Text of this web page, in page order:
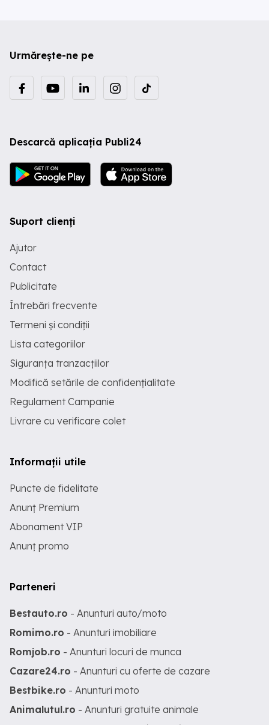
Urmărește-ne pe
Descarcă aplicația Publi24
Suport clienți
Ajutor
Contact
Publicitate
Întrebări frecvente
Termeni și condiții
Lista categoriilor
Siguranța tranzacțiilor
Modifică setările de confidențialitate
Regulament Campanie
Livrare cu verificare colet
Informații utile
Puncte de fidelitate
Anunț Premium
Abonament VIP
Anunț promo
Parteneri
Bestauto.ro - Anunturi auto/moto
Romimo.ro - Anunturi imobiliare
Romjob.ro - Anunturi locuri de munca
Cazare24.ro - Anunturi cu oferte de cazare
Bestbike.ro - Anunturi moto
Animalutul.ro - Anunturi gratuite animale